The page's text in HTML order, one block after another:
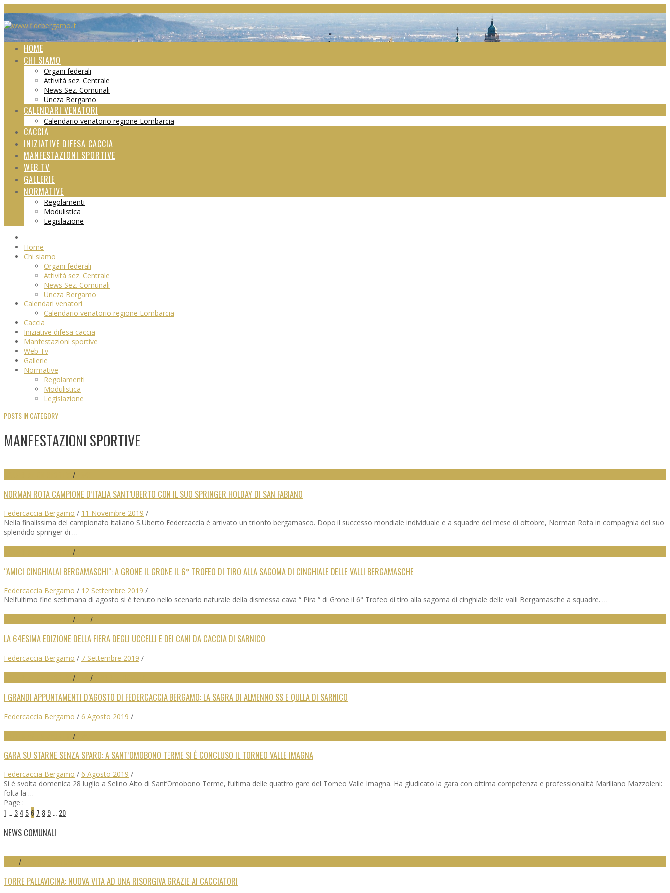
HOME
CHI SIAMO
Organi federali
Attività sez. Centrale
News Sez. Comunali
Uncza Bergamo
CALENDARI VENATORI
Calendario venatorio regione Lombardia
CACCIA
INIZIATIVE DIFESA CACCIA
MANFESTAZIONI SPORTIVE
WEB TV
GALLERIE
NORMATIVE
Regolamenti
Modulistica
Legislazione
Home
Chi siamo
Organi federali
Attività sez. Centrale
News Sez. Comunali
Uncza Bergamo
Calendari venatori
Calendario venatorio regione Lombardia
Caccia
Iniziative difesa caccia
Manfestazioni sportive
Web Tv
Gallerie
Normative
Regolamenti
Modulistica
Legislazione
POSTS IN CATEGORY
MANFESTAZIONI SPORTIVE
/
NORMAN ROTA CAMPIONE D’ITALIA SANT’UBERTO CON IL SUO SPRINGER HOLDAY DI SAN FABIANO
Federcaccia Bergamo / 11 Novembre 2019 /
Nella finalissima del campionato italiano S.Uberto Federcaccia è arrivato un trionfo bergamasco. Dopo il successo mondiale individuale e a squadre del mese di ottobre, Norman Rota in compagnia del suo
splendido springer di …
/
“AMICI CINGHIALAI BERGAMASCHI“: A GRONE IL GRONE IL 6° TROFEO DI TIRO ALLA SAGOMA DI CINGHIALE DELLE VALLI BERGAMASCHE
Federcaccia Bergamo / 12 Settembre 2019 /
Nell’ultimo fine settimana di agosto si è tenuto nello scenario naturale della dismessa cava “ Pira “ di Grone il 6° Trofeo di tiro alla sagoma di cinghiale delle valli Bergamasche a squadre. …
/ /
LA 64ESIMA EDIZIONE DELLA FIERA DEGLI UCCELLI E DEI CANI DA CACCIA DI SARNICO
Federcaccia Bergamo / 7 Settembre 2019 /
/ /
I GRANDI APPUNTAMENTI D’AGOSTO DI FEDERCACCIA BERGAMO: LA SAGRA DI ALMENNO SS E QULLA DI SARNICO
Federcaccia Bergamo / 6 Agosto 2019 /
/
GARA SU STARNE SENZA SPARO: A SANT’OMOBONO TERME SI È CONCLUSO IL TORNEO VALLE IMAGNA
Federcaccia Bergamo / 6 Agosto 2019 /
Si è svolta domenica 28 luglio a Selino Alto di Sant’Omobono Terme, l’ultima delle quattro gare del Torneo Valle Imagna. Ha giudicato la gara con ottima competenza e professionalità Mariliano Mazzoleni:
folta la …
Page :
1 … 34 5 6 7 8 9 … 20
NEWS COMUNALI
/
TORRE PALLAVICINA: NUOVA VITA AD UNA RISORGIVA GRAZIE AI CACCIATORI